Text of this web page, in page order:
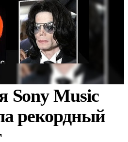
Sony Music
рекордный